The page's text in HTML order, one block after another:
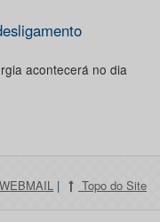
acontecerá no dia
WEBMAIL | Topo do Site